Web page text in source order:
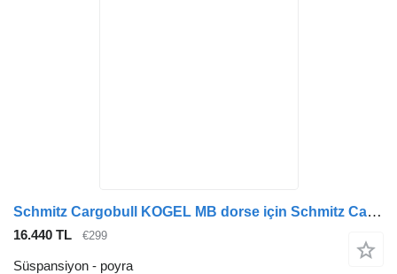
Schmitz Cargobull KOGEL MB dorse için Schmitz Cargobull 4.63353.SAMPA 202.051. KURTSAN 9423340301.9423341401. poyra
16.440 TL €299
Süspansiyon - poyra